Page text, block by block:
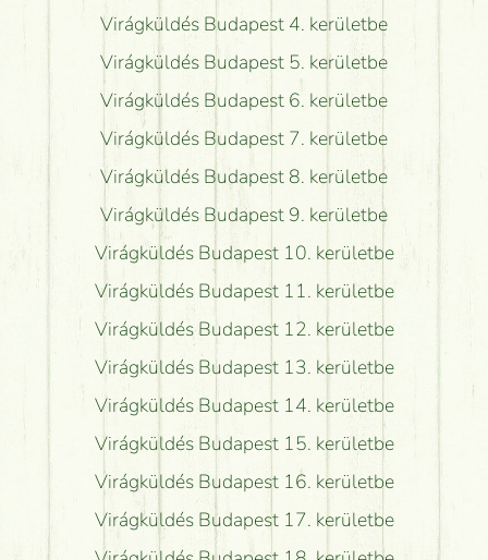
Virágküldés Budapest 4. kerületbe
Virágküldés Budapest 5. kerületbe
Virágküldés Budapest 6. kerületbe
Virágküldés Budapest 7. kerületbe
Virágküldés Budapest 8. kerületbe
Virágküldés Budapest 9. kerületbe
Virágküldés Budapest 10. kerületbe
Virágküldés Budapest 11. kerületbe
Virágküldés Budapest 12. kerületbe
Virágküldés Budapest 13. kerületbe
Virágküldés Budapest 14. kerületbe
Virágküldés Budapest 15. kerületbe
Virágküldés Budapest 16. kerületbe
Virágküldés Budapest 17. kerületbe